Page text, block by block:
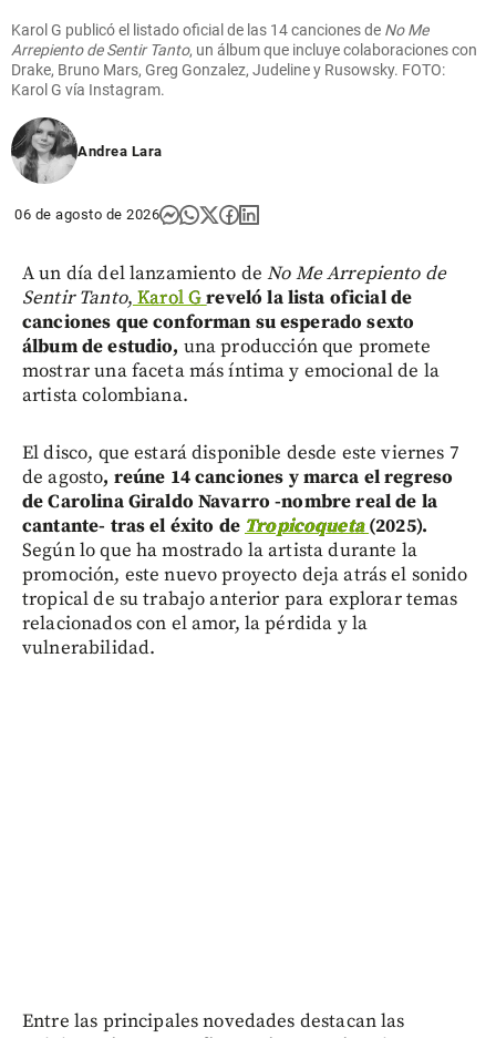
Karol G publicó el listado oficial de las 14 canciones de No Me
Arrepiento de Sentir Tanto, un álbum que incluye colaboraciones con
Drake, Bruno Mars, Greg Gonzalez, Judeline y Rusowsky. FOTO:
Karol G vía Instagram.
Andrea Lara
06 de agosto de 2026
A un día del lanzamiento deNo Me Arrepiento de
Sentir Tanto, Karol Greveló la lista oficial de
canciones que conforman su esperado sexto
álbum de estudio, una producción que promete
mostrar una faceta más íntima y emocional de la
artista colombiana.
El disco, que estará disponible desde este viernes 7
de agosto, reúne 14 canciones y marca el regreso
de Carolina Giraldo Navarro -nombre real de la
cantante- tras el éxito de Tropicoqueta (2025).
Según lo que ha mostrado la artista durante la
promoción, este nuevo proyecto deja atrás el sonido
tropical de su trabajo anterior para explorar temas
relacionados con el amor, la pérdida y la
vulnerabilidad.
Entre las principales novedades destacan las